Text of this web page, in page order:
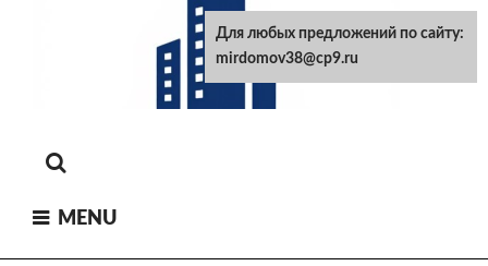
MENU
Для любых предложений по сайту:
mirdomov38@cp9.ru